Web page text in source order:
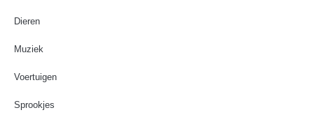
Dieren
Muziek
Voertuigen
Sprookjes